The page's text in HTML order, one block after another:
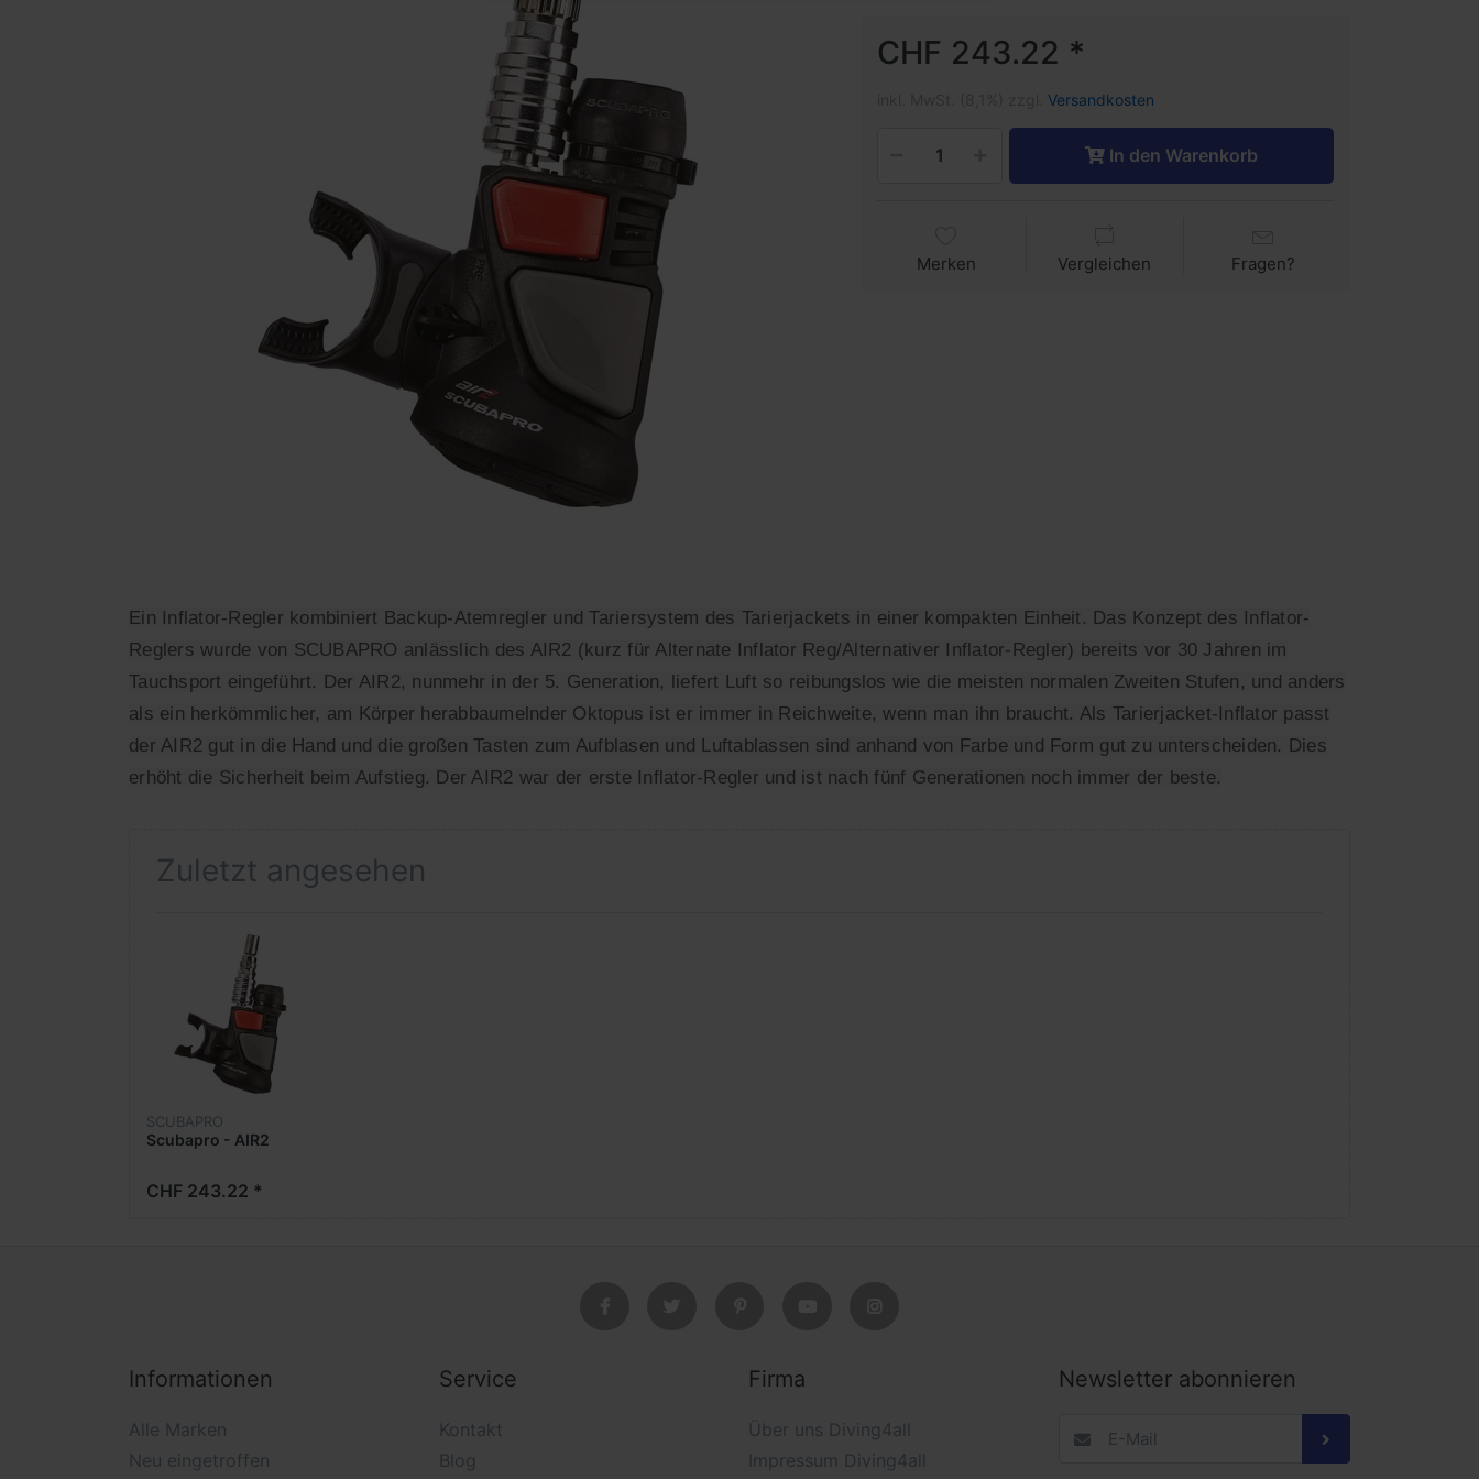
CHF 243.22 *
Versandkosten
In den Warenkorb
Merken Vergleichen Fragen?
Ein Inflator-Regler kombiniert Backup-Atemregler und Tariersystem des Tarierjackets in einer kompakten Einheit. Das Konzept des Inflator-
Reglers wurde von SCUBAPRO anlässlich des AIR2 (kurz für Alternate Inflator Reg/Alternativer Inflator-Regler) bereits vor 30 Jahren im
Tauchsport eingeführt. Der AIR2, nunmehr in der 5. Generation, liefert Luft so reibungslos wie die meisten normalen Zweiten Stufen, und anders
als ein herkömmlicher, am Körper herabbaumelnder Oktopus ist er immer in Reichweite, wenn man ihn braucht. Als Tarierjacket-Inflator passt
der AIR2 gut in die Hand und die großen Tasten zum Aufblasen und Luftablassen sind anhand von Farbe und Form gut zu unterscheiden. Dies
erhöht die Sicherheit beim Aufstieg. Der AIR2 war der erste Inflator-Regler und ist nach fünf Generationen noch immer der beste.
Zuletzt angesehen
SCUBAPRO
Scubapro - AIR2
CHF 243.22 *
Informationen
Alle Marken
Neu eingetroffen
Service
Kontakt
Blog
Firma
Über uns Diving4all
Impressum Diving4all
Newsletter abonnieren